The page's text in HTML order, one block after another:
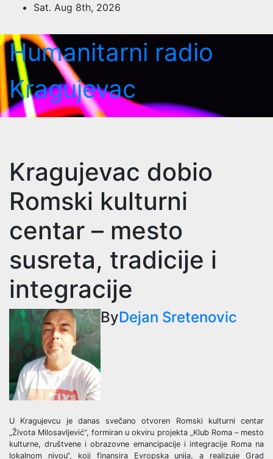
content
Sat. Aug 8th, 2026
Humanitarni radio
Kragujevac
Kragujevac dobio
Romski kulturni
centar – mesto
susreta, tradicije i
integracije
ByDejan Sretenovic
U Kragujevcu je danas svečano otvoren Romski kulturni centar
„Života Milosavljević“, formiran u okviru projekta „Klub Roma – mesto
kulturne, društvene i obrazovne emancipacije i integracije Roma na
lokalnom nivou“, koji finansira Evropska unija, a realizuje Grad